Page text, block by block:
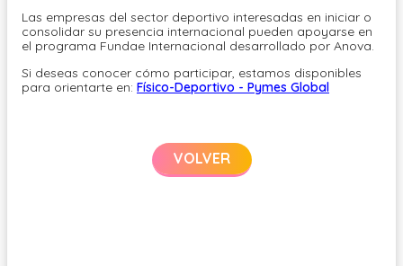
Las empresas del sector deportivo interesadas en iniciar o
consolidar su presencia internacional pueden apoyarse en
el programa Fundae Internacional desarrollado por Anova.
Si deseas conocer cómo participar, estamos disponibles
para orientarte en: Físico-Deportivo - Pymes Global
VOLVER